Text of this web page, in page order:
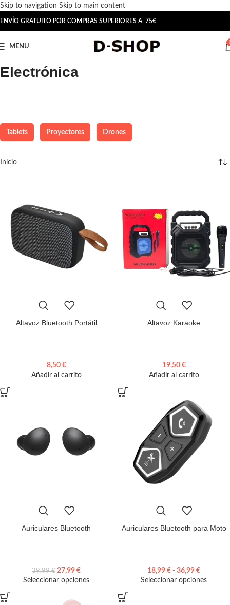
Skip to navigation Skip to main content
ENVÍO GRATUITO POR COMPRAS SUPERIORES A 75€
MENU
Electrónica
Tablets Proyectores Drones
Inicio
Altavoz Bluetooth Portátil
8,50 €
Añadir al carrito
Altavoz Karaoke
19,50 €
Añadir al carrito
Auriculares Bluetooth
39,99€ 27,99 €
Seleccionar opciones
Auriculares Bluetooth para Moto
18,99 € - 36,99 €
Seleccionar opciones